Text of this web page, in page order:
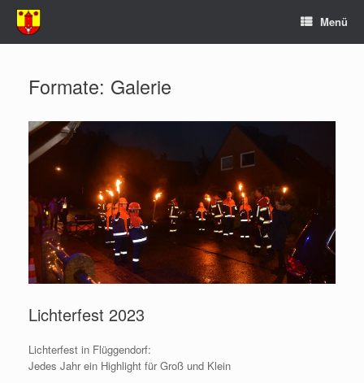
Zum
Inhalt
springen
Menü
Formate: Galerie
Lichterfest 2023
Lichterfest in Flüggendorf:
Jedes Jahr ein Highlight für Groß und Klein